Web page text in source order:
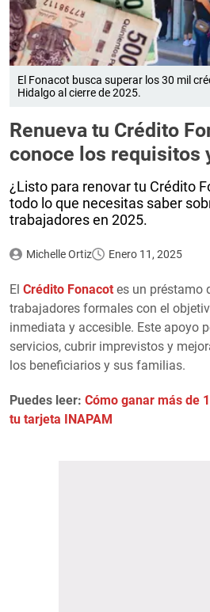
El Fonacot busca superar los 30 mil
Hidalgo al cierre de 2025.
Renueva tu Crédito
conoce los requisitos
¿Listo para renovar tu Crédito
todo lo que necesitas saber
trabajadores en 2025.
Michelle Ortiz Enero 11, 2025
El Crédito Fonacot es un préstamo
trabajadores formales con el
inmediata y accesible. Este apoyo
servicios, cubrir imprevistos y
los beneficiarios y sus familias.
Puedes leer: Cómo ganar más de
tu tarjeta INAPAM